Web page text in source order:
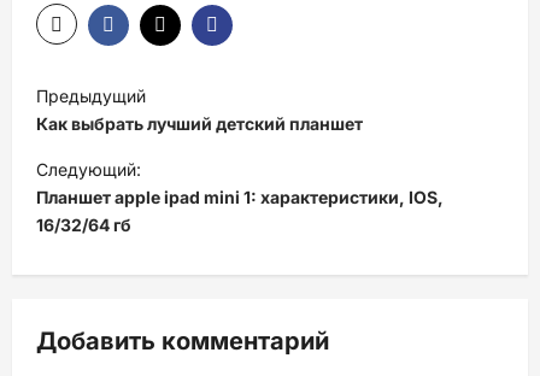
Н
а
в
и
г
а
и
Предыдущий
Как выбрать лучший детский планшет
Следующий:
Планшет apple ipad mini 1: характеристики, IOS,
16/32/64 гб
Добавить комментарий